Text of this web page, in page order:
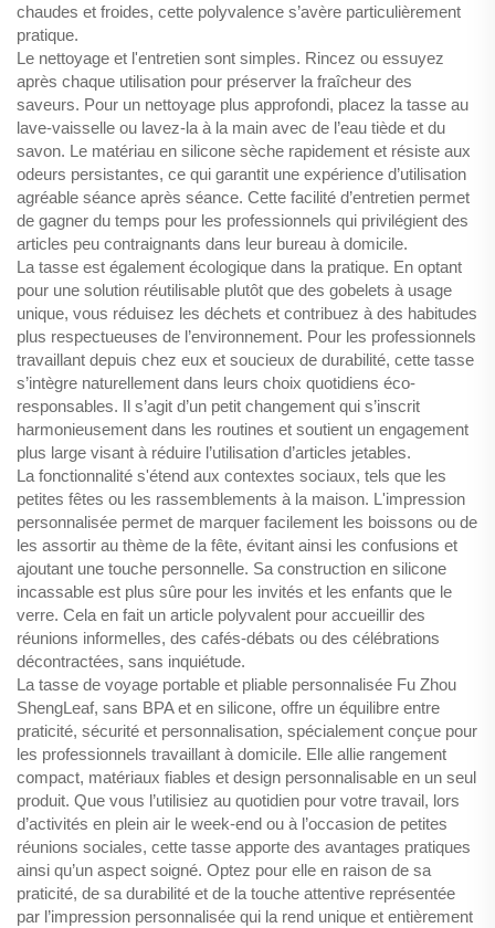
chaudes et froides, cette polyvalence s’avère particulièrement
pratique.
Le nettoyage et l'entretien sont simples. Rincez ou essuyez
après chaque utilisation pour préserver la fraîcheur des
saveurs. Pour un nettoyage plus approfondi, placez la tasse au
lave-vaisselle ou lavez-la à la main avec de l’eau tiède et du
savon. Le matériau en silicone sèche rapidement et résiste aux
odeurs persistantes, ce qui garantit une expérience d’utilisation
agréable séance après séance. Cette facilité d’entretien permet
de gagner du temps pour les professionnels qui privilégient des
articles peu contraignants dans leur bureau à domicile.
La tasse est également écologique dans la pratique. En optant
pour une solution réutilisable plutôt que des gobelets à usage
unique, vous réduisez les déchets et contribuez à des habitudes
plus respectueuses de l’environnement. Pour les professionnels
travaillant depuis chez eux et soucieux de durabilité, cette tasse
s’intègre naturellement dans leurs choix quotidiens éco-
responsables. Il s’agit d’un petit changement qui s’inscrit
harmonieusement dans les routines et soutient un engagement
plus large visant à réduire l’utilisation d’articles jetables.
La fonctionnalité s'étend aux contextes sociaux, tels que les
petites fêtes ou les rassemblements à la maison. L'impression
personnalisée permet de marquer facilement les boissons ou de
les assortir au thème de la fête, évitant ainsi les confusions et
ajoutant une touche personnelle. Sa construction en silicone
incassable est plus sûre pour les invités et les enfants que le
verre. Cela en fait un article polyvalent pour accueillir des
réunions informelles, des cafés-débats ou des célébrations
décontractées, sans inquiétude.
La tasse de voyage portable et pliable personnalisée Fu Zhou
ShengLeaf, sans BPA et en silicone, offre un équilibre entre
praticité, sécurité et personnalisation, spécialement conçue pour
les professionnels travaillant à domicile. Elle allie rangement
compact, matériaux fiables et design personnalisable en un seul
produit. Que vous l’utilisiez au quotidien pour votre travail, lors
d’activités en plein air le week-end ou à l’occasion de petites
réunions sociales, cette tasse apporte des avantages pratiques
ainsi qu’un aspect soigné. Optez pour elle en raison de sa
praticité, de sa durabilité et de la touche attentive représentée
par l’impression personnalisée qui la rend unique et entièrement